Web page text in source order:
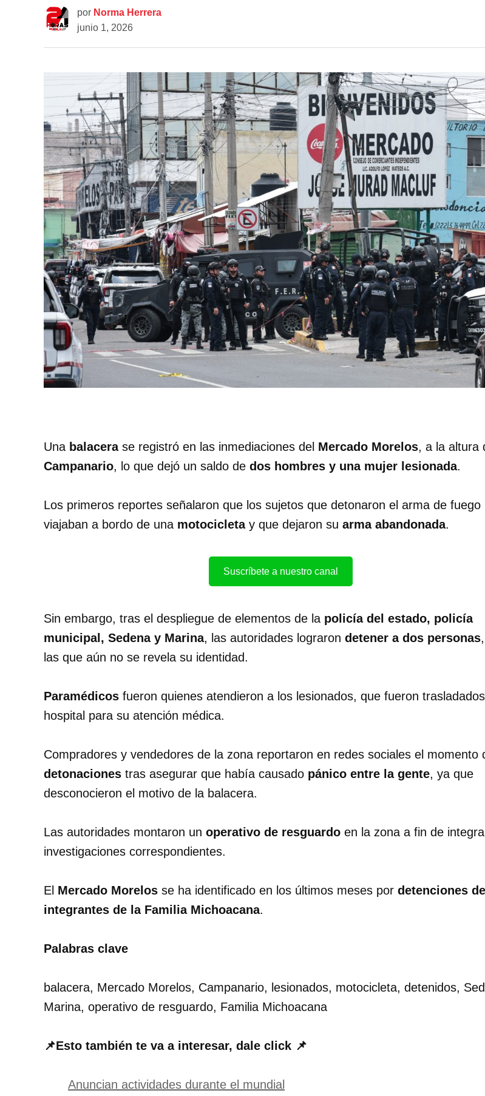
por Norma Herrera
junio 1, 2026
Una balacerase registró en las inmediaciones del Mercado Morelos, a la altura
Campanario, lo que dejó un saldo de dos hombres y una mujer lesionada.
Los primeros reportes señalaron que los sujetos que detonaron el arma de fuego
viajaban a bordo de una motocicletay que dejaron su arma abandonada.
Suscríbete a nuestro canal
Sin embargo, tras el despliegue de elementos de la policía del estado, policía
municipal, Sedena y Marina, las autoridades lograron detener a dos personas
las que aún no se revela su identidad.
Paramédicos fueron quienes atendieron a los lesionados, que fueron
hospital para su atención médica.
Compradores y vendedores de la zona reportaron en redes sociales el momento
detonaciones tras asegurar que había causado pánico entre la gente, ya que
desconocieron el motivo de la balacera.
Las autoridades montaron un operativo de resguardo en la zona a fin de
investigaciones correspondientes.
El Mercado Morelos se ha identificado en los últimos meses por detenciones de
integrantes de la Familia Michoacana.
Palabras clave
balacera, Mercado Morelos, Campanario, lesionados, motocicleta, detenidos,
Marina, operativo de resguardo, Familia Michoacana
📌Esto también te va a interesar, dale click 📌
Anuncian actividades durante el mundial